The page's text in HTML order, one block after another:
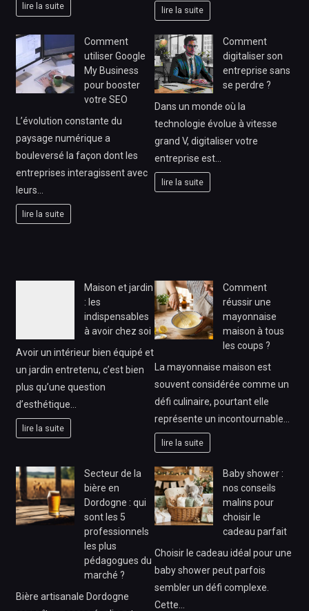
lire la suite lire la suite
Comment
utiliser Google
My Business
pour booster
votre SEO
L’évolution constante du
paysage numérique a
bouleversé la façon dont les
entreprises interagissent avec
leurs…
lire la suite
Comment
digitaliser son
entreprise sans
se perdre ?
Dans un monde où la
technologie évolue à vitesse
grand V, digitaliser votre
entreprise est…
lire la suite
Maison et jardin
: les
indispensables
à avoir chez soi
Avoir un intérieur bien équipé et
un jardin entretenu, c’est bien
plus qu’une question
d’esthétique…
lire la suite
Comment
réussir une
mayonnaise
maison à tous
les coups ?
La mayonnaise maison est
souvent considérée comme un
défi culinaire, pourtant elle
représente un incontournable…
lire la suite
Secteur de la
bière en
Dordogne : qui
sont les 5
professionnels
les plus
pédagogues du
marché ?
Bière artisanale Dordogne
Baby shower :
nos conseils
malins pour
choisir le
cadeau parfait
Choisir le cadeau idéal pour une
baby shower peut parfois
sembler un défi complexe.
Cette…